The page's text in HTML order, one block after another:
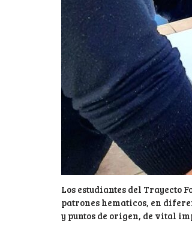
Los estudiantes del Trayecto
patrones hematicos, en
y puntos de origen, de vital